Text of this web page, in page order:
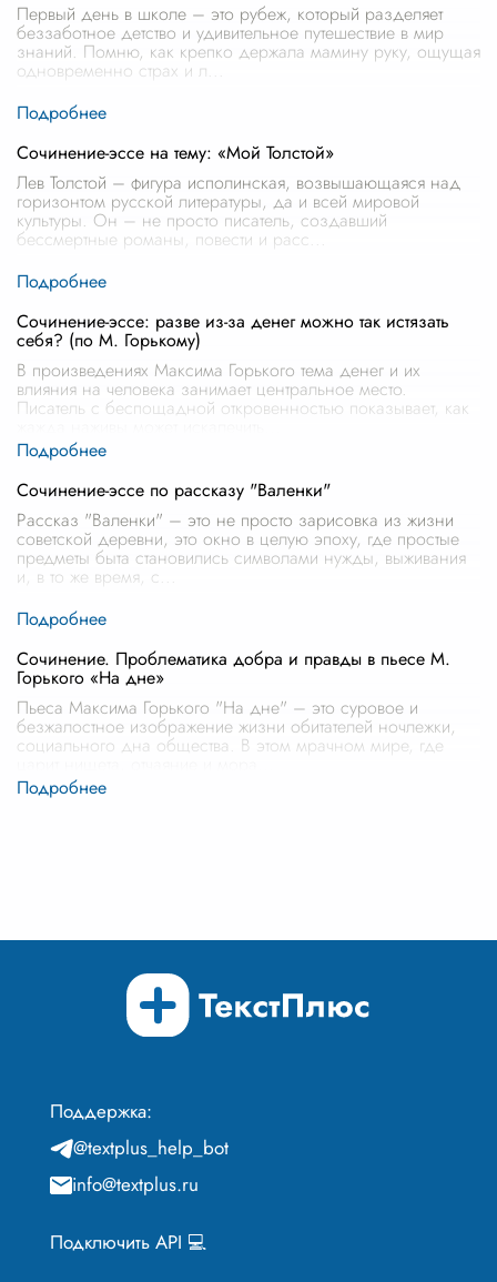
Первый день в школе – это рубеж, который разделяет
беззаботное детство и удивительное путешествие в мир
знаний. Помню, как крепко держала мамину руку, ощущая
одновременно страх и л
Сочинение-эссе на тему: «Мой Толстой»
Лев Толстой – фигура исполинская, возвышающаяся над
горизонтом русской литературы, да и всей мировой
культуры. Он – не просто писатель, создавший
бессмертные романы, повести и расс
Сочинение-эссе: разве из-за денег можно так истязать
себя? (по М. Горькому)
В произведениях Максима Горького тема денег и их
влияния на человека занимает центральное место.
Писатель с беспощадной откровенностью показывает, как
Сочинение-эссе по рассказу "Валенки"
Рассказ "Валенки" – это не просто зарисовка из жизни
советской деревни, это окно в целую эпоху, где простые
предметы быта становились символами нужды, выживания
и, в то же время, с
Сочинение. Проблематика добра и правды в пьесе М.
Горького «На дне»
Пьеса Максима Горького "На дне" – это суровое и
безжалостное изображение жизни обитателей ночлежки,
социального дна общества. В этом мрачном мире, где
Поддержка:
@textplus_help_bot
info@textplus.ru
Подключить API 💻